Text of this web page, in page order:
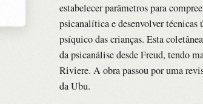
estabelecer parâmetros para
psicanalítica e desenvolver técnicas
psíquico das crianças. Esta
da psicanálise desde Freud, tendo
Riviere. A obra passou por uma
da Ubu.